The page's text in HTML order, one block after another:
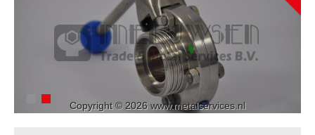
Copyright © 2026 www.metalservices.nl